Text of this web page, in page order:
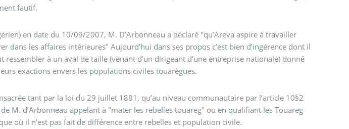
fautif.
en date du 10/09/2007, M. D’Arbonneau a déclaré "qu’Areva aspire à travailler
dans les affaires intérieures" Aujourd’hui dans ses propos c’est bien d’ingérence dont il
ressembler à un aval de taille (venant d’un dirigeant d’une entreprise nationale) donné
exactions envers les populations civiles touarègues.
tant par la loi du 29 juillet 1881, qu’au niveau communautaire par l’article 10§2
M. d’Arbonneau appelant à "mater les rebelles touareg" ou en qualifiant les Touareg
où il n’est pas fait de différence entre rebelles et population civile.